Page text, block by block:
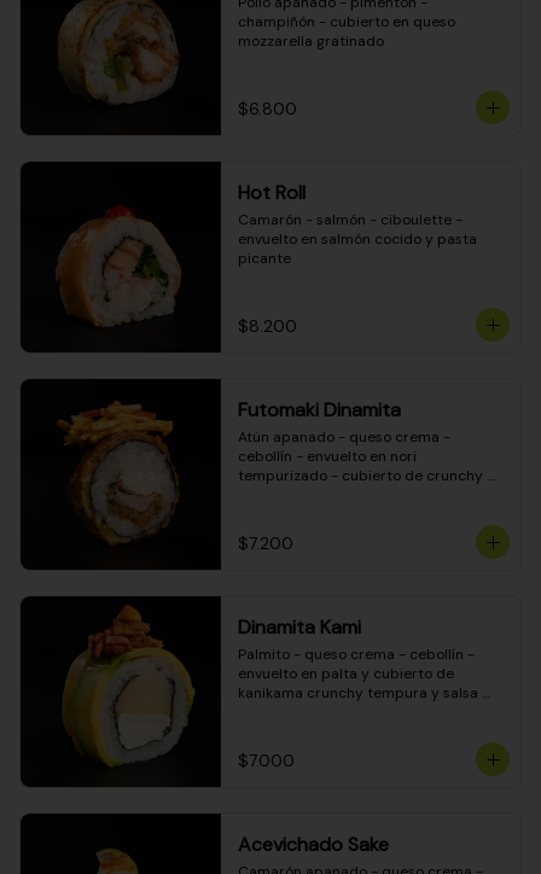
champiñón - cubierto en queso
mozzarella gratinado
$6.800
Hot Roll
Camarón - salmón - ciboulette -
envuelto en salmón cocido y pasta
picante
$8.200
Futomaki Dinamita
Atún apanado - queso crema -
cebollín - envuelto en nori
tempurizado - cubierto de crunchy
$7.200
Dinamita Kami
Palmito - queso crema - cebollín -
envuelto en palta y cubierto de
kanikama crunchy tempura y salsa
$7.000
Acevichado Sake